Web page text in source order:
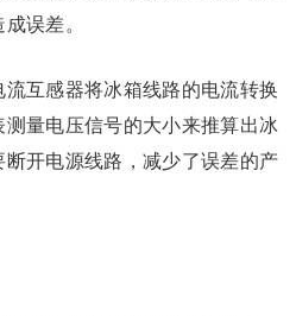
误差。
互感器将冰箱线路的电流转换
量电压信号的大小来推算出冰
开电源线路，减少了误差的产